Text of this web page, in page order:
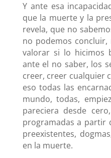
Y ante esa
que la muerte y la
revela, que no
no podemos
valorar si lo hicimos
ante el no saber, los
creer, creer cualquier
eso todas las
mundo, todas,
pareciera desde
programadas a partir
preexistentes,
en la muerte.